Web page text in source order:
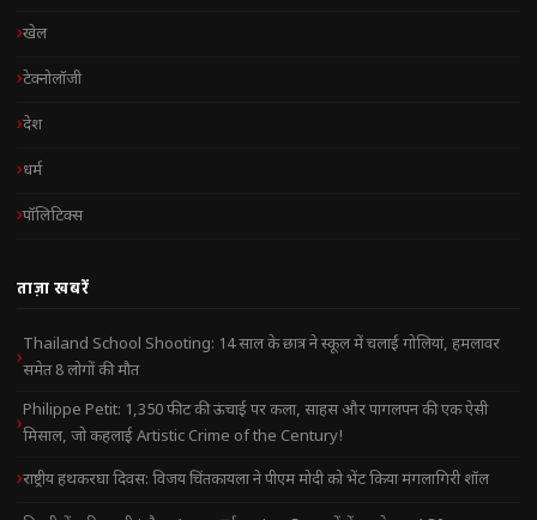
खेल
टेक्नोलॉजी
देश
धर्म
पॉलिटिक्स
ताज़ा खबरें
Thailand School Shooting: 14 साल के छात्र ने स्कूल में चलाई गोलियां, हमलावर
समेत 8 लोगों की मौत
Philippe Petit: 1,350 फीट की ऊंचाई पर कला, साहस और पागलपन की एक ऐसी
मिसाल, जो कहलाई Artistic Crime of the Century!
राष्ट्रीय हथकरघा दिवस: विजय चिंतकायला ने पीएम मोदी को भेंट किया मंगलागिरी शॉल